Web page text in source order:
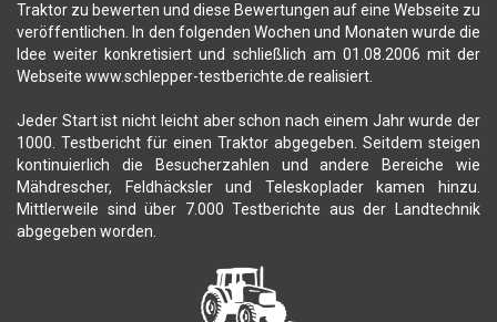
Traktor zu bewerten und diese Bewertungen auf eine Webseite zu
veröffentlichen. In den folgenden Wochen und Monaten wurde die
Idee weiter konkretisiert und schließlich am 01.08.2006 mit der
Webseite www.schlepper-testberichte.de realisiert.
Jeder Start ist nicht leicht aber schon nach einem Jahr wurde der
1000. Testbericht für einen Traktor abgegeben. Seitdem steigen
kontinuierlich die Besucherzahlen und andere Bereiche wie
Mähdrescher, Feldhäcksler und Teleskoplader kamen hinzu.
Mittlerweile sind über 7.000 Testberichte aus der Landtechnik
abgegeben worden.